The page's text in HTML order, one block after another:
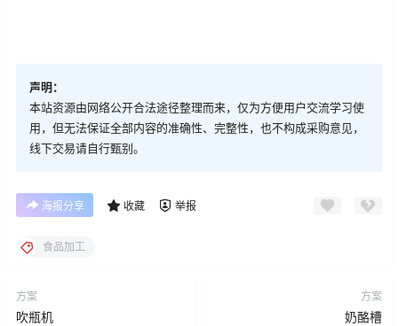
声明：
本站资源由网络公开合法途径整理而来，仅为方便用户交流学习使
用，但无法保证全部内容的准确性、完整性，也不构成采购意见，
线下交易请自行甄别。
海报分享 收藏 举报
食品加工
方案
吹瓶机
方案
奶酪槽